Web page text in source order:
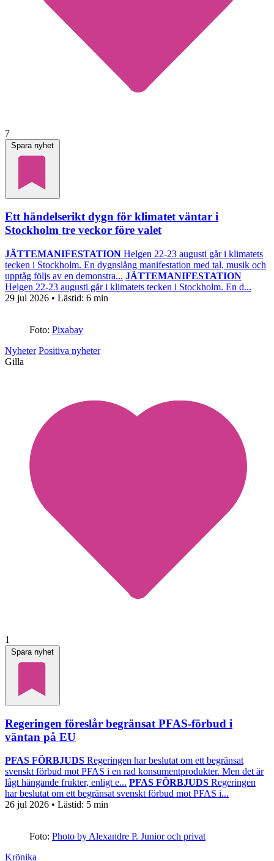
7
Spara nyhet
Ett händelserikt dygn för klimatet väntar i
Stockholm tre veckor före valet
JÄTTEMANIFESTATION Helgen 22-23 augusti går i klimatets
tecken i Stockholm. En dygnslång manifestation med tal, musik och
upptåg följs av en demonstra... JÄTTEMANIFESTATION
Helgen 22-23 augusti går i klimatets tecken i Stockholm. En d...
29 jul 2026 • Lästid: 6 min
Foto: Pixabay
Nyheter Positiva nyheter
Gilla
1
Spara nyhet
Regeringen föreslår begränsat PFAS-förbud i
väntan på EU
PFAS FÖRBJUDS Regeringen har beslutat om ett begränsat
svenskt förbud mot PFAS i en rad konsumentprodukter. Men det är
lågt hängande frukter, enligt e... PFAS FÖRBJUDS Regeringen
har beslutat om ett begränsat svenskt förbud mot PFAS i...
26 jul 2026 • Lästid: 5 min
Foto: Photo by Alexandre P. Junior och privat
Krönika